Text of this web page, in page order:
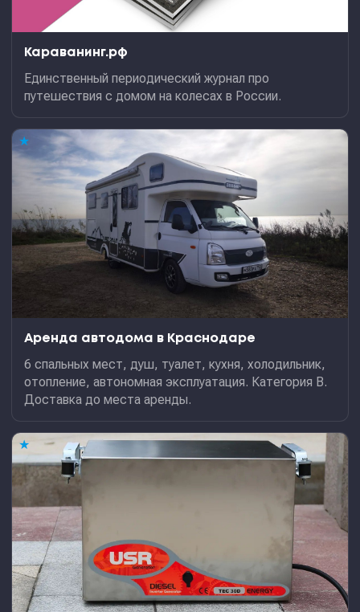
Караванинг.рф
Единственный периодический журнал про
путешествия с домом на колесах в России.
★
Аренда автодома в Краснодаре
6 спальных мест, душ, туалет, кухня, холодильник,
отопление, автономная эксплуатация. Категория В.
Доставка до места аренды.
★